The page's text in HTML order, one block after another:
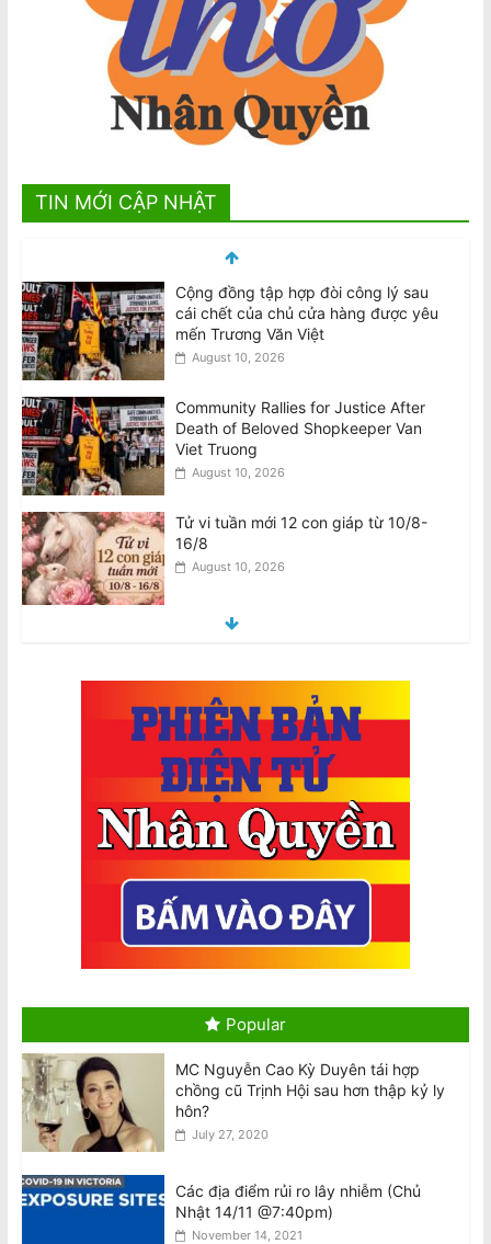
TIN MỚI CẬP NHẬT
cái chết của chủ cửa hàng được yêu
mến Trương Văn Việt
August 10, 2026
Community Rallies for Justice After
Viet Truong
August 10, 2026
Tử vi tuần mới 12 con giáp từ 10/8-
August 10, 2026
Tử vi tuần mới 12 cung hoàng đạo
August 10, 2026
Úc chi $736 triệu mua 450 tên lửa
không đối không tầm xa AIM-260 của
Mỹ
August 9, 2026
2026 Census là Bắt buộc: Có thể Phạt
$364 mỗi ngày nếu Không Hoàn
Thành, $3640 nếu Khai Sai
2026 Census Is Compulsory: $364
Daily Fine for Failure to Complete,
Hai máy bay Jetstar và Qatar suýt va
August 10, 2026
Tô Lâm dự Diễn đàn Tech Connect tại
khắp Úc
August 10, 2026
Popular
MC Nguyễn Cao Kỳ Duyên tái hợp
chồng cũ Trịnh Hội sau hơn thập kỷ ly
hôn?
July 27, 2020
Các địa điểm rủi ro lây nhiễm (Chủ
Nhật 14/11 @7:40pm)
November 14, 2021